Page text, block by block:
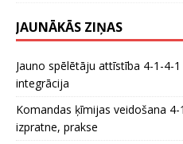
JAUNĀKĀS ZIŅAS
Jauno spēlētāju attīstība 4-1-4-
integrācija
Komandas ķīmijas veidošana
izpratne, prakse